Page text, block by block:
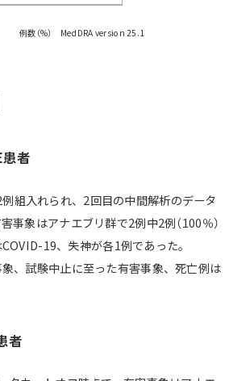
例数（%） MedDRA version 25.1
者
組入れられ、2回目の中間解析のデータ
事象はアナエブリ群で2例中2例（100％）
19、失神が各1例であった。
、試験中止に至った有害事象、死亡例は
者